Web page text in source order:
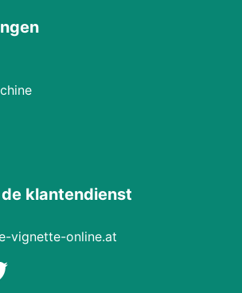
klantendienst
vignette-online.at